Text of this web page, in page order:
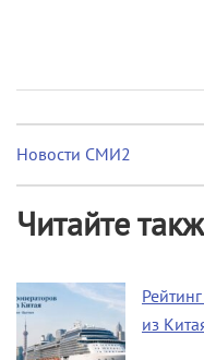
Новости СМИ2
Читайте
из